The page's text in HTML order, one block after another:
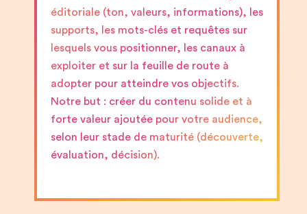
éditoriale (ton, valeurs, informations), les
supports, les mots-clés et requêtes sur
lesquels vous positionner, les canaux à
exploiter et sur la feuille de route à
adopter pour atteindre vos objectifs.
Notre but : créer du contenu solide et à
forte valeur ajoutée pour votre audience,
selon leur stade de maturité (découverte,
évaluation, décision).